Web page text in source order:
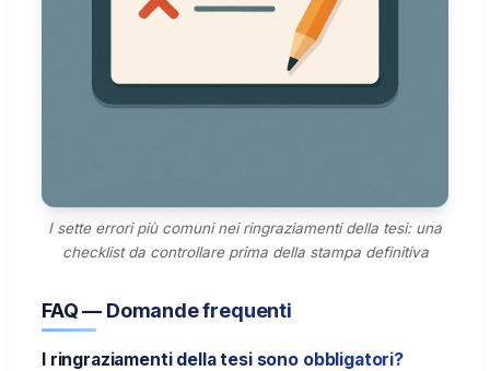
I sette errori più comuni nei ringraziamenti della tesi: una
checklist da controllare prima della stampa definitiva
FAQ — Domande frequenti
I ringraziamenti della tesi sono obbligatori?